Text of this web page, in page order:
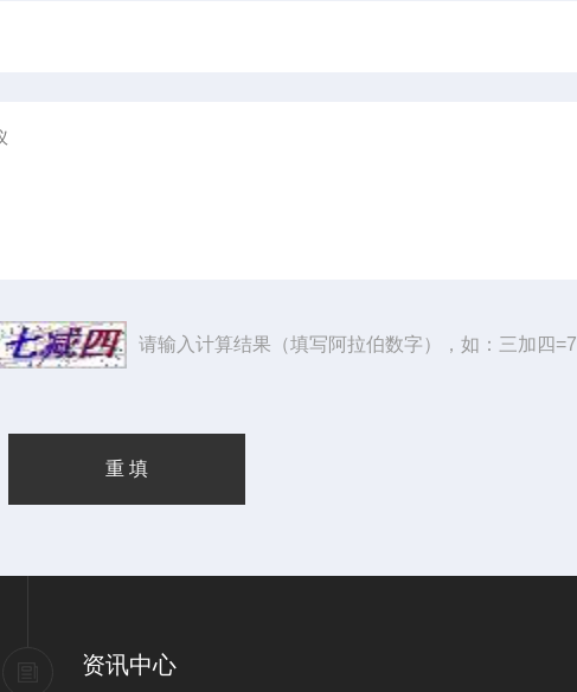
请输入计算结果（填写阿拉伯数字），如：三加四=7
资讯中心